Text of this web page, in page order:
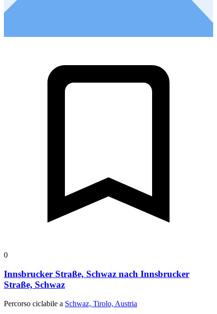
0
Innsbrucker Straße, Schwaz nach Innsbrucker
Straße, Schwaz
Percorso ciclabile a Schwaz, Tirolo, Austria